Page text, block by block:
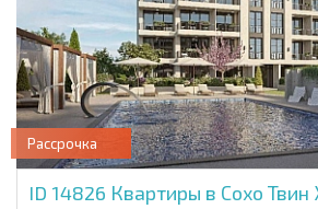
Рассрочка
ID 14826 Квартиры в Сохо Твин